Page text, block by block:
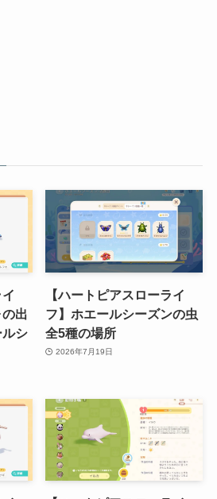
出
シ
【ハートピアスローライ
フ】ホエールシーズンの虫
全5種の場所
2026年7月19日